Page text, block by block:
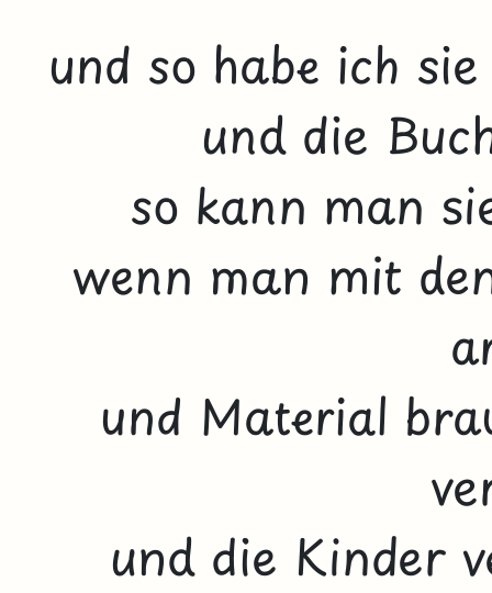
und so habe ich
und die
so kann man
wenn man mit
und Material
und die Kinder